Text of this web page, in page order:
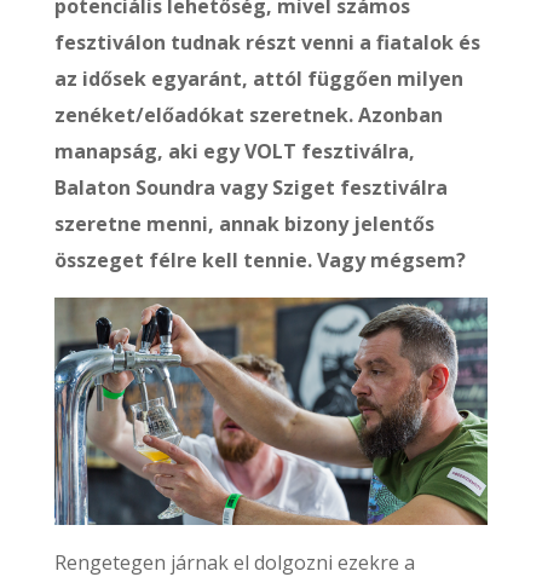
potenciális lehetőség, mivel számos
fesztiválon tudnak részt venni a fiatalok és
az idősek egyaránt, attól függően milyen
zenéket/előadókat szeretnek. Azonban
manapság, aki egy VOLT fesztiválra,
Balaton Soundra vagy Sziget fesztiválra
szeretne menni, annak bizony jelentős
összeget félre kell tennie. Vagy mégsem?
Rengetegen járnak el dolgozni ezekre a